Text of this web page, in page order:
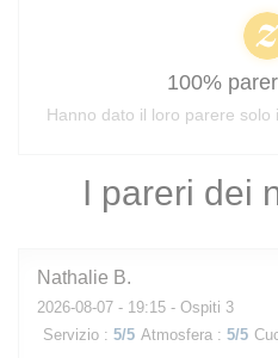
I pareri dei
Nathalie B
2026-08-07 - 19:15 - Ospiti 3
Servizio : 5/5 Atmosfera : 5/5
100%
Hanno dato il loro parere